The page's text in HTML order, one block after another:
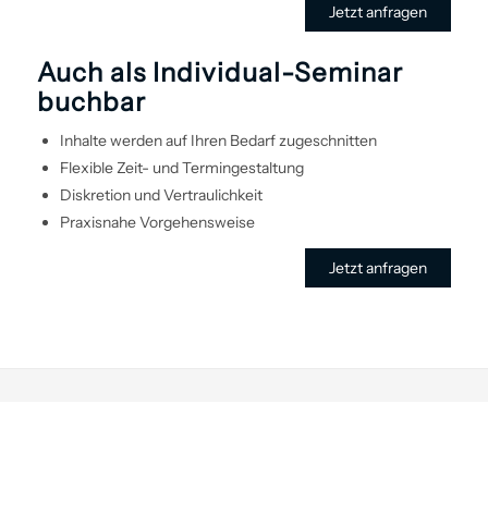
Jetzt anfragen
Auch als Individual-Seminar
buchbar
Inhalte werden auf Ihren Bedarf zugeschnitten
Flexible Zeit- und Termin­gestaltung
Diskretion und Vertraulichkeit
Praxisnahe Vorgehens­weise
Jetzt anfragen